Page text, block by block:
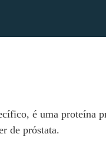
é uma proteína
de próstata.